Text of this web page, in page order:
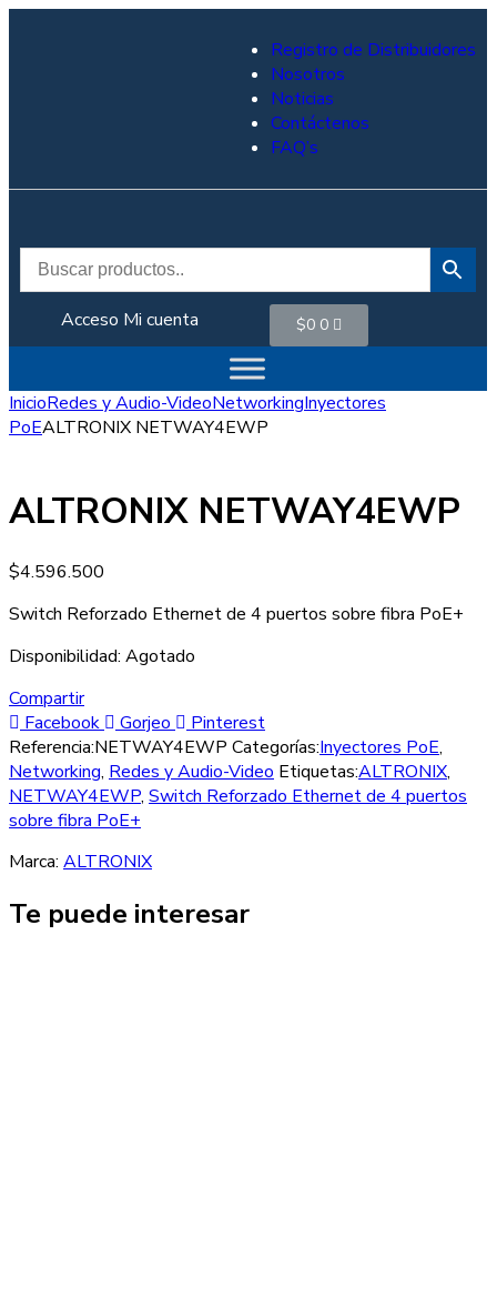
Registro de Distribuidores
Nosotros
Noticias
Contáctenos
FAQ’s
Acceso Mi cuenta $0 0
InicioRedes y Audio-VideoNetworkingInyectores
PoEALTRONIX NETWAY4EWP
ALTRONIX NETWAY4EWP
$4.596.500
Switch Reforzado Ethernet de 4 puertos sobre fibra PoE+
Disponibilidad: Agotado
Compartir
Facebook
Gorjeo
Pinterest
Referencia:NETWAY4EWP Categorías:Inyectores PoE,
Networking, Redes y Audio-Video Etiquetas:ALTRONIX,
NETWAY4EWP, Switch Reforzado Ethernet de 4 puertos
sobre fibra PoE+
Marca: ALTRONIX
Te puede interesar